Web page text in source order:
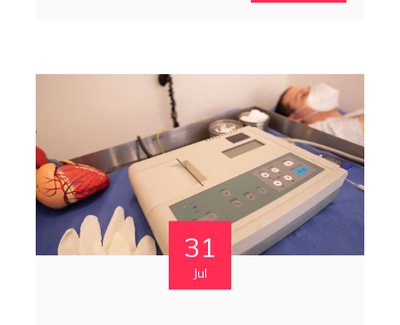
31
Jul